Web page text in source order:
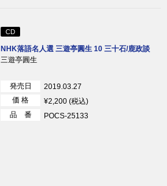
CD
NHK落語名人選 三遊亭圓生 10 三十石/鹿政談
三遊亭圓生
発売日
2019.03.27
価 格
¥2,200 (税込)
品 番
POCS-25133